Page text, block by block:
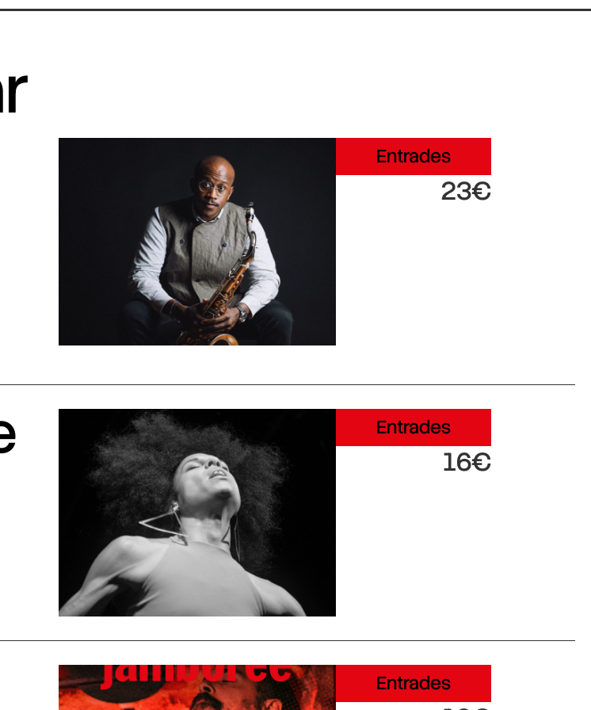
Entrades
23€
Entrades
16€
Entrades